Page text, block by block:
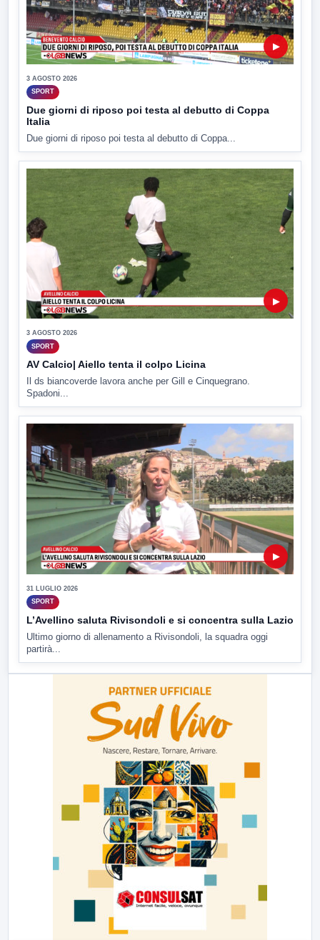
▶
3 AGOSTO 2026
SPORT
Due giorni di riposo poi testa al debutto di Coppa
Italia
Due giorni di riposo poi testa al debutto di Coppa...
▶
3 AGOSTO 2026
SPORT
AV Calcio| Aiello tenta il colpo Licina
Il ds biancoverde lavora anche per Gill e Cinquegrano.
Spadoni...
▶
31 LUGLIO 2026
SPORT
L’Avellino saluta Rivisondoli e si concentra sulla Lazio
Ultimo giorno di allenamento a Rivisondoli, la squadra oggi
partirà...